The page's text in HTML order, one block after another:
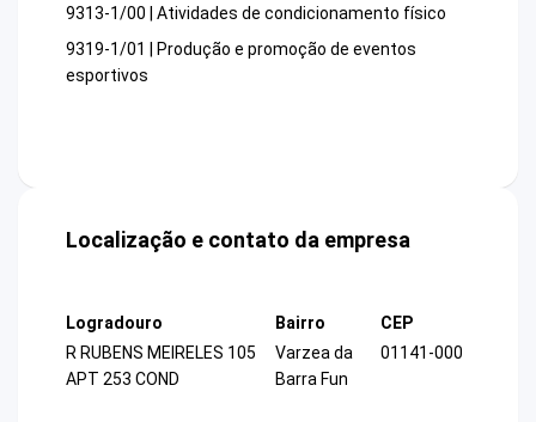
9313-1/00 | Atividades de condicionamento físico
9319-1/01 | Produção e promoção de eventos
esportivos
Localização e contato da empresa
Logradouro
R RUBENS MEIRELES 105
APT 253 COND
Bairro
Varzea da
Barra Fun
CEP
01141-000